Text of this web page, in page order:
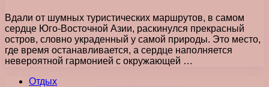
Вдали от шумных туристических маршрутов, в самом
сердце Юго-Восточной Азии, раскинулся прекрасный
остров, словно украденный у самой природы. Это место,
где время останавливается, а сердце наполняется
невероятной гармонией с окружающей …
Отдых